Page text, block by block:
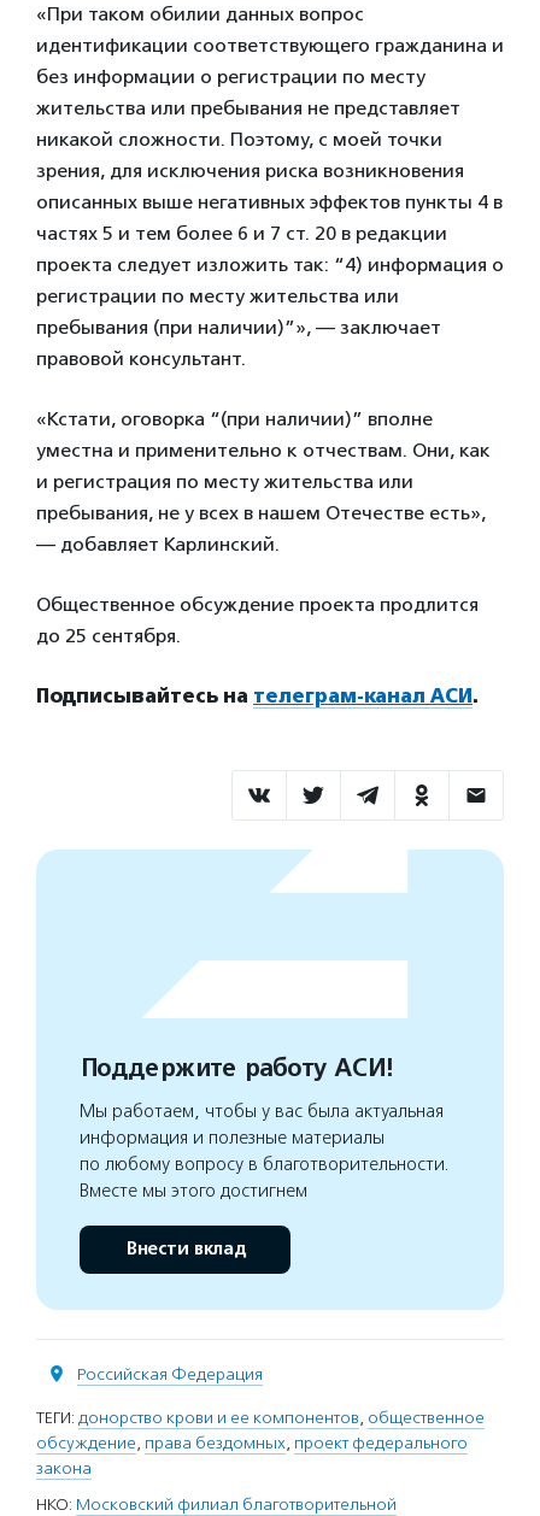
«При таком обилии данных вопрос
идентификации соответствующего гражданина и
без информации о регистрации по месту
жительства или пребывания не представляет
никакой сложности. Поэтому, с моей точки
зрения, для исключения риска возникновения
описанных выше негативных эффектов пункты 4 в
частях 5 и тем более 6 и 7 ст. 20 в редакции
проекта следует изложить так: “4) информация о
регистрации по месту жительства или
пребывания (при наличии)”», — заключает
правовой консультант.
«Кстати, оговорка “(при наличии)” вполне
уместна и применительно к отчествам. Они, как
и регистрация по месту жительства или
пребывания, не у всех в нашем Отечестве есть»,
— добавляет Карлинский.
Общественное обсуждение проекта продлится
до 25 сентября.
Подписывайтесь на телеграм-канал АСИ.
Поддержите работу АСИ!
Мы работаем, чтобы у вас была актуальная
информация и полезные материалы
по любому вопросу в благотворительности.
Вместе мы этого достигнем
Внести вклад
Российская Федерация
ТЕГИ: донорство крови и ее компонентов, общественное
обсуждение, права бездомных, проект федерального
закона
НКО: Московский филиал благотворительной